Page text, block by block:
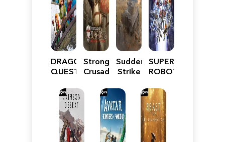
DRAGON
QUEST
Reimagined
Stronghold
Crusader:
Edition
Sudden
Strike
SUPER
ROBOT
Y